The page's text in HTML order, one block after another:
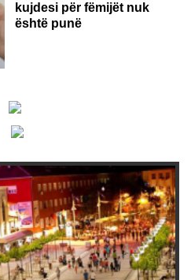
kujdesi për fëmijët nuk
është punë